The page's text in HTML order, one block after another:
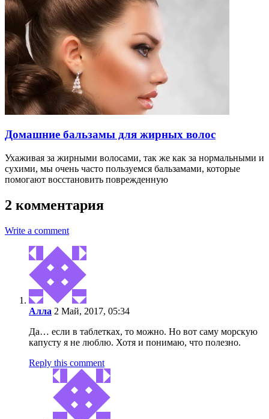
Домашние бальзамы для жирных волос
Ухаживая за жирными волосами, так же как за нормальными и
сухими, мы очень часто пользуемся бальзамами, которые
помогают восстановить поврежденную
2 комментария
Write a comment
Алла 2 Май, 2017, 05:34
Да… если в таблетках, то можно. Но вот саму морскую
капусту я не люблю. Хотя и понимаю, что полезно.
Reply this comment